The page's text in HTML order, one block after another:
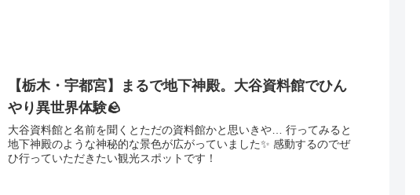
【栃木・宇都宮】まるで地下神殿。大谷資料館でひん
やり異世界体験🪨
大谷資料館と名前を聞くとただの資料館かと思いきや… 行ってみると
地下神殿のような神秘的な景色が広がっていました✨ 感動するのでぜ
ひ行っていただきたい観光スポットです！